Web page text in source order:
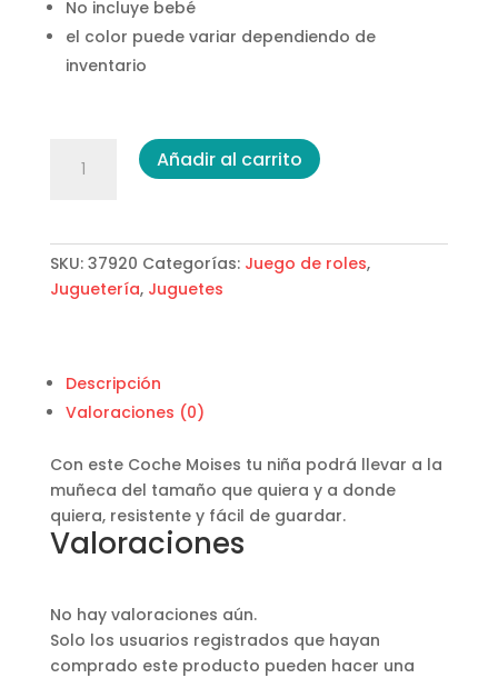
No incluye bebé
el color puede variar dependiendo de
inventario
Moises
Añadir al carrito
SKU: 37920 Categorías: Juego de roles,
Juguetería, Juguetes
Descripción
Valoraciones (0)
Con este Coche Moises tu niña podrá llevar a la
muñeca del tamaño que quiera y a donde
quiera, resistente y fácil de guardar.
Valoraciones
No hay valoraciones aún.
Solo los usuarios registrados que hayan
comprado este producto pueden hacer una